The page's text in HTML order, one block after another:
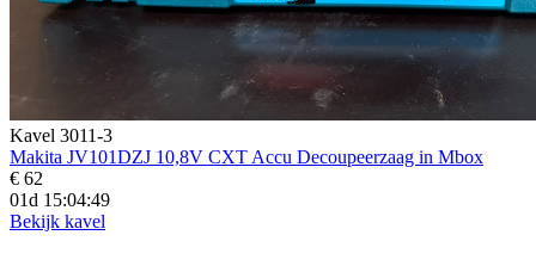
Kavel 3011-3
Makita JV101DZJ 10,8V CXT Accu Decoupeerzaag in Mbox
€ 62
01d 15:04:48
Bekijk kavel